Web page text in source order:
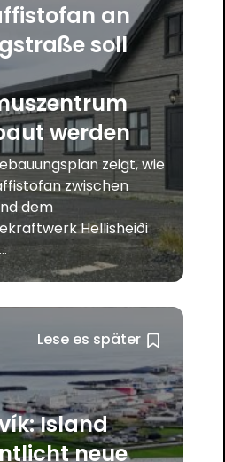
an
soll
werden
zeigt, wie
zwischen
dem
Hellisheiði
Lese es später
Island
neue